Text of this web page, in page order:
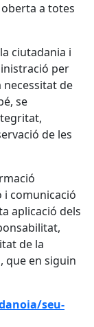
a totes
ciutadania i
per
de
se
de les
i comunicació
aplicació dels
de la
que en siguin
seu-